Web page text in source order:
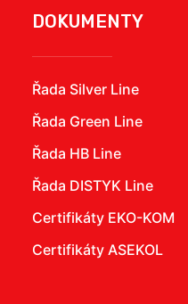
DOKUMENTY
Řada Silver Line
Řada Green Line
Řada HB Line
Řada DISTYK Line
Certifikáty EKO-KOM
Certifikáty ASEKOL